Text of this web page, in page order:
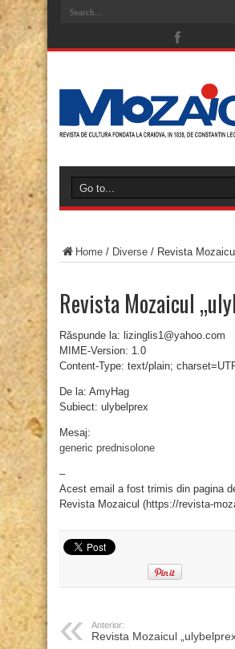
Home / Diverse / Revista
Revista Mozaicul
Răspunde la: lizinglis1@yahoo.com
MIME-Version: 1.0
Content-Type: text/plain;
De la: AmyHag
Subiect: ulybelprex
Mesaj:
generic prednisolone
–
Acest email a fost trimis din pagina
Revista Mozaicul (https://revista-
Anterior:
Revista Mozaicul